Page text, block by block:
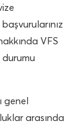
VFS
genel
arasında